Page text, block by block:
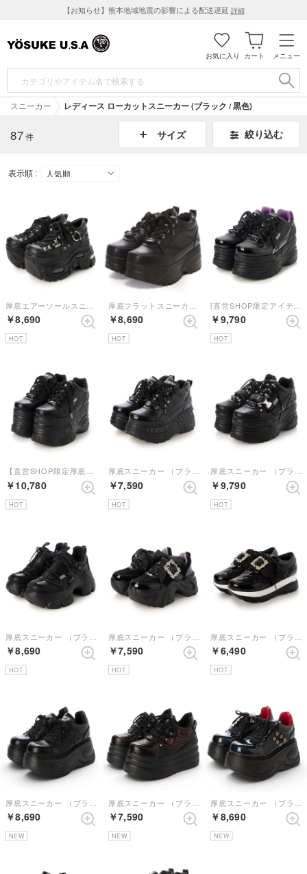
【お知らせ】熊本地域地震の影響による配送遅延 詳細
メニュー
カート
お気に入り
スニーカー レディース ローカットスニーカー (ブラック / 黒色)
87件 サイズ 絞り込む
表示順 :
￥8,690
HOT
￥8,690
HOT
￥9,790
HOT
【直営SHOP限定厚底スニーカー】 （ブラック）
￥10,780
HOT
厚底スニーカー （ブラックマルチ）
￥7,590
HOT
厚底スニーカー （ブラック）
￥9,790
HOT
厚底スニーカー （ブラック）
￥8,690
HOT
厚底スニーカー （ブラックコンビ）
￥7,590
HOT
厚底スニーカー （ブラックマット）
￥6,490
HOT
￥8,690
NEW
￥7,590
NEW
￥8,690
NEW